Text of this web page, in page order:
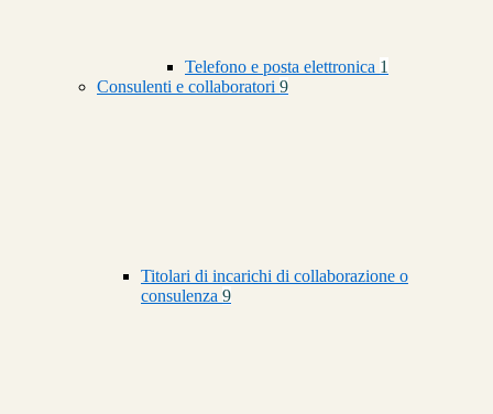
Telefono e posta elettronica 1
Consulenti e collaboratori 9
Titolari di incarichi di collaborazione o
consulenza 9